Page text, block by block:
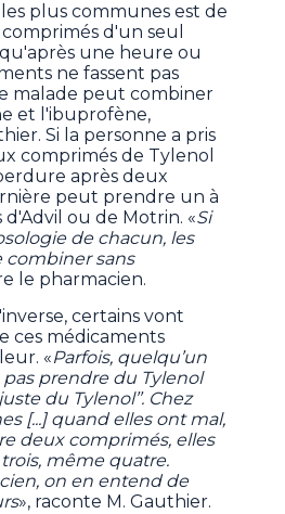
plus communes est de
d'un seul
une heure ou
ne fassent pas
malade peut combiner
et l'ibuprofène,
Si la personne a pris
comprimés de Tylenol
après deux
peut prendre un à
ou de Motrin. «Si
de chacun, les
combiner sans
le pharmacien.
certains vont
ces médicaments
«Parfois, quelqu’un
prendre du Tylenol
du Tylenol’’. Chez
[...] quand elles ont mal,
deux comprimés, elles
même quatre.
on en entend de
», raconte M. Gauthier.